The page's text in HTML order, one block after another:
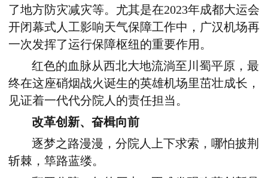
了地方防灾减灾等。尤其是在2023年成都大运会
开闭幕式人工影响天气保障工作中，广汉机场再
一次发挥了运行保障枢纽的重要作用。
红色的血脉从西北大地流淌至川蜀平原，最
终在这座硝烟战火诞生的英雄机场里茁壮成长，
见证着一代代分院人的责任担当。
改革创新、奋楫向前
逐梦之路漫漫，分院人上下求索，哪怕披荆
斩棘，筚路蓝缕。